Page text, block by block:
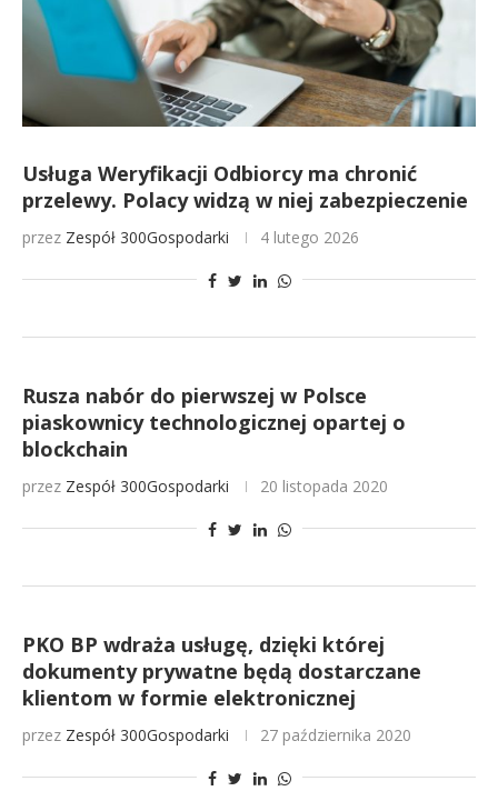
Usługa Weryfikacji Odbiorcy ma chronić
przelewy. Polacy widzą w niej zabezpieczenie
przez Zespół 300Gospodarki 4 lutego 2026
Rusza nabór do pierwszej w Polsce
piaskownicy technologicznej opartej o
blockchain
przez Zespół 300Gospodarki 20 listopada 2020
PKO BP wdraża usługę, dzięki której
dokumenty prywatne będą dostarczane
klientom w formie elektronicznej
przez Zespół 300Gospodarki 27 października 2020